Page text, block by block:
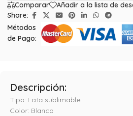
Comparar
Añadir a la lista de
Share:
Métodos
de Pago:
Descripción:
Tipo: Lata sublimable
Color: Blanco